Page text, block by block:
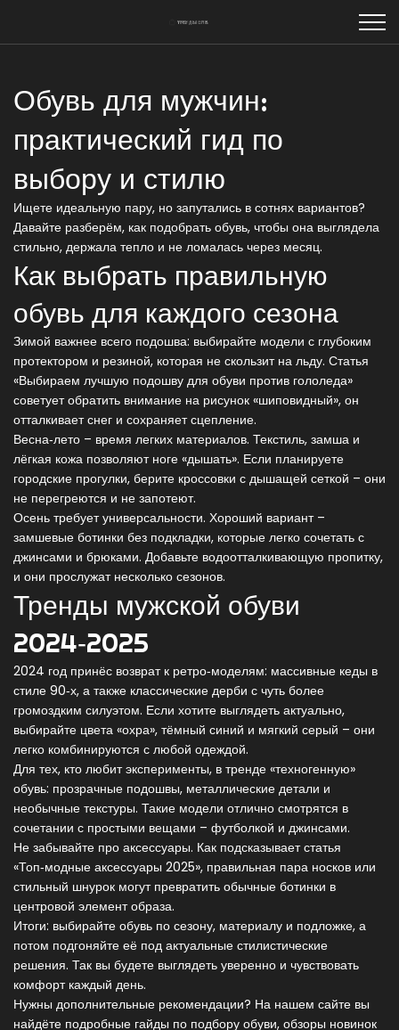
Обувь для мужчин:
практический гид по
выбору и стилю
Ищете идеальную пару, но запутались в сотнях вариантов?
Давайте разберём, как подобрать обувь, чтобы она выглядела
стильно, держала тепло и не ломалась через месяц.
Как выбрать правильную
обувь для каждого сезона
Зимой важнее всего подошва: выбирайте модели с глубоким
протектором и резиной, которая не скользит на льду. Статья
«Выбираем лучшую подошву для обуви против гололеда»
советует обратить внимание на рисунок «шиповидный», он
отталкивает снег и сохраняет сцепление.
Весна‑лето – время легких материалов. Текстиль, замша и
лёгкая кожа позволяют ноге «дышать». Если планируете
городские прогулки, берите кроссовки с дышащей сеткой – они
не перегреются и не запотеют.
Осень требует универсальности. Хороший вариант –
замшевые ботинки без подкладки, которые легко сочетать с
джинсами и брюками. Добавьте водоотталкивающую пропитку,
и они прослужат несколько сезонов.
Тренды мужской обуви
2024‑2025
2024 год принёс возврат к ретро‑моделям: массивные кеды в
стиле 90‑х, а также классические дерби с чуть более
громоздким силуэтом. Если хотите выглядеть актуально,
выбирайте цвета «охра», тёмный синий и мягкий серый – они
легко комбинируются с любой одеждой.
Для тех, кто любит эксперименты, в тренде «техногенную»
обувь: прозрачные подошвы, металлические детали и
необычные текстуры. Такие модели отлично смотрятся в
сочетании с простыми вещами – футболкой и джинсами.
Не забывайте про аксессуары. Как подсказывает статья
«Топ‑модные аксессуары 2025», правильная пара носков или
стильный шнурок могут превратить обычные ботинки в
центровой элемент образа.
Итоги: выбирайте обувь по сезону, материалу и подложке, а
потом подгоняйте её под актуальные стилистические
решения. Так вы будете выглядеть уверенно и чувствовать
комфорт каждый день.
Нужны дополнительные рекомендации? На нашем сайте вы
найдёте подробные гайды по подбору обуви, обзоры новинок